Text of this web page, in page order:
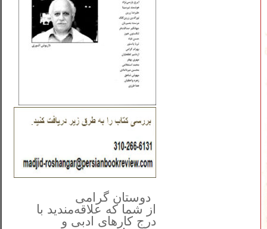
دوستان گرامی
از شما که علاقه‌مندید با
درج کارهای‌ ادبی و